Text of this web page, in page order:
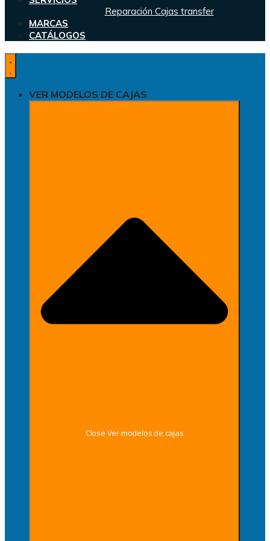
Reparación Cajas transfer
MARCAS
CATÁLOGOS
VER MODELOS DE CAJAS
Close Ver modelos de cajas